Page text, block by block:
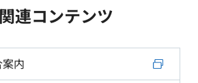
連コンテンツ
内